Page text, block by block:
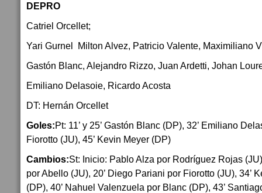
DEPRO
Catriel Orcellet;
Yari Gurnel Milton Alvez, Patricio Valente, Maximiliano
Gastón Blanc, Alejandro Rizzo, Juan Ardetti, Johan
Emiliano Delasoie, Ricardo Acosta
DT: Hernán Orcellet
Goles:Pt: 11’ y 25’ Gastón Blanc (DP), 32’ Emiliano
Fiorotto (JU), 45’ Kevin Meyer (DP)
Cambios:St: Inicio: Pablo Alza por Rodríguez Rojas
por Abello (JU), 20’ Diego Pariani por Fiorotto (JU), 34’
(DP), 40’ Nahuel Valenzuela por Blanc (DP), 43’